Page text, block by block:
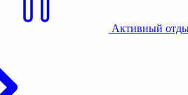
Активный